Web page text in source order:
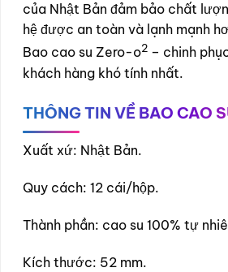
của Nhật Bản đảm bảo chất
hệ được an toàn và lạnh mạnh
Bao cao su Zero-o2 – chinh
khách hàng khó tính nhất.
THÔNG TIN VỀ BAO CAO
Xuất xứ: Nhật Bản.
Quy cách: 12 cái/hộp.
Thành phần: cao su 100% tự
Kích thước: 52 mm.